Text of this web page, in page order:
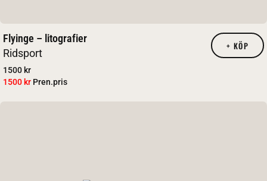
Flyinge – litografier
Ridsport
1500 kr
1500 kr Pren.pris
+ KÖP